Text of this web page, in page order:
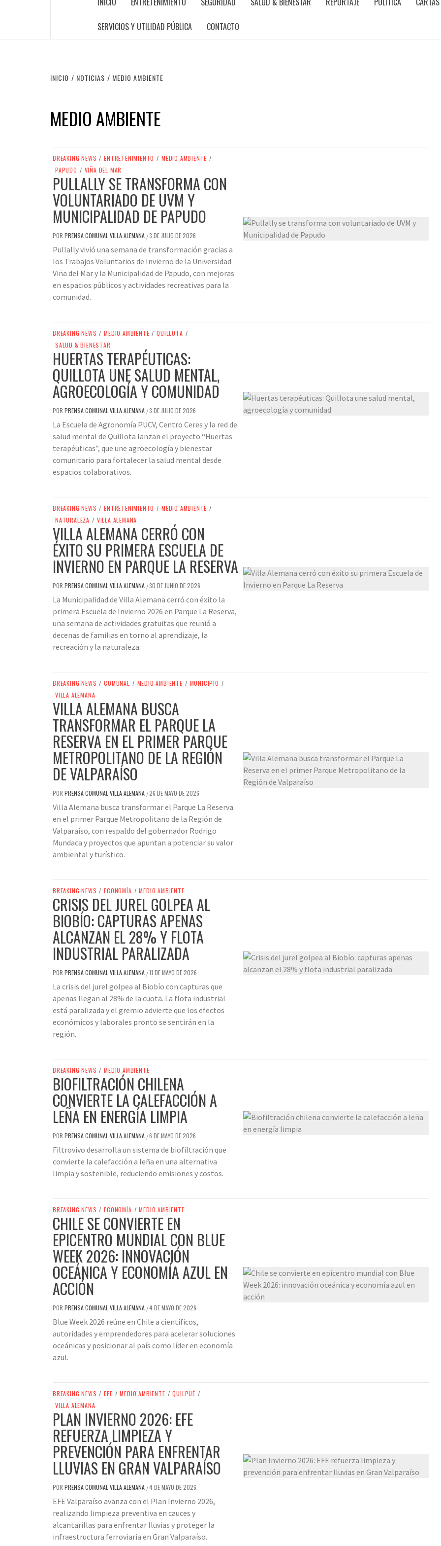
SERVICIOS Y UTILIDAD PÚBLICA CONTACTO
INICIO NOTICIAS MEDIO AMBIENTE
MEDIO AMBIENTE
BREAKING NEWS / ENTRETENIMIENTO / MEDIO AMBIENTE /
PAPUDO / VIÑA DEL MAR
PULLALLY SE TRANSFORMA CON
VOLUNTARIADO DE UVM Y
MUNICIPALIDAD DE PAPUDO
POR PRENSA COMUNAL VILLA ALEMANA /3 DE JULIO DE 2026
Pullally vivió una semana de transformación gracias a
los Trabajos Voluntarios de Invierno de la Universidad
Viña del Mar y la Municipalidad de Papudo, con mejoras
en espacios públicos y actividades recreativas para la
comunidad.
BREAKING NEWS / MEDIO AMBIENTE / QUILLOTA /
SALUD & BIENESTAR
HUERTAS TERAPÉUTICAS:
QUILLOTA UNE SALUD MENTAL,
AGROECOLOGÍA Y COMUNIDAD
POR PRENSA COMUNAL VILLA ALEMANA /3 DE JULIO DE 2026
La Escuela de Agronomía PUCV, Centro Ceres y la red de
salud mental de Quillota lanzan el proyecto “Huertas
terapéuticas”, que une agroecología y bienestar
comunitario para fortalecer la salud mental desde
espacios colaborativos.
BREAKING NEWS / ENTRETENIMIENTO / MEDIO AMBIENTE /
NATURALEZA / VILLA ALEMANA
VILLA ALEMANA CERRÓ CON
ÉXITO SU PRIMERA ESCUELA DE
INVIERNO EN PARQUE LA RESERVA
POR PRENSA COMUNAL VILLA ALEMANA /30 DE JUNIO DE 2026
La Municipalidad de Villa Alemana cerró con éxito la
primera Escuela de Invierno 2026 en Parque La Reserva,
una semana de actividades gratuitas que reunió a
decenas de familias en torno al aprendizaje, la
recreación y la naturaleza.
BREAKING NEWS / COMUNAL / MEDIO AMBIENTE / MUNICIPIO /
VILLA ALEMANA
VILLA ALEMANA BUSCA
TRANSFORMAR EL PARQUE LA
RESERVA EN EL PRIMER PARQUE
METROPOLITANO DE LA REGIÓN
DE VALPARAÍSO
POR PRENSA COMUNAL VILLA ALEMANA /26 DE MAYO DE 2026
Villa Alemana busca transformar el Parque La Reserva
en el primer Parque Metropolitano de la Región de
Valparaíso, con respaldo del gobernador Rodrigo
Mundaca y proyectos que apuntan a potenciar su valor
ambiental y turístico.
BREAKING NEWS / ECONOMÍA / MEDIO AMBIENTE
CRISIS DEL JUREL GOLPEA AL
BIOBÍO: CAPTURAS APENAS
ALCANZAN EL 28% Y FLOTA
INDUSTRIAL PARALIZADA
POR PRENSA COMUNAL VILLA ALEMANA /11 DE MAYO DE 2026
La crisis del jurel golpea al Biobío con capturas que
apenas llegan al 28% de la cuota. La flota industrial
está paralizada y el gremio advierte que los efectos
económicos y laborales pronto se sentirán en la
región.
BREAKING NEWS / MEDIO AMBIENTE
BIOFILTRACIÓN CHILENA
CONVIERTE LA CALEFACCIÓN A
LEÑA EN ENERGÍA LIMPIA
POR PRENSA COMUNAL VILLA ALEMANA /6 DE MAYO DE 2026
Filtrovivo desarrolla un sistema de biofiltración que
convierte la calefacción a leña en una alternativa
limpia y sostenible, reduciendo emisiones y costos.
BREAKING NEWS / ECONOMÍA / MEDIO AMBIENTE
CHILE SE CONVIERTE EN
EPICENTRO MUNDIAL CON BLUE
WEEK 2026: INNOVACIÓN
OCEÁNICA Y ECONOMÍA AZUL EN
ACCIÓN
POR PRENSA COMUNAL VILLA ALEMANA /4 DE MAYO DE 2026
Blue Week 2026 reúne en Chile a científicos,
autoridades y emprendedores para acelerar soluciones
oceánicas y posicionar al país como líder en economía
azul.
BREAKING NEWS / EFE / MEDIO AMBIENTE / QUILPUÉ /
VILLA ALEMANA
PLAN INVIERNO 2026: EFE
REFUERZA LIMPIEZA Y
PREVENCIÓN PARA ENFRENTAR
LLUVIAS EN GRAN VALPARAÍSO
POR PRENSA COMUNAL VILLA ALEMANA /4 DE MAYO DE 2026
EFE Valparaíso avanza con el Plan Invierno 2026,
realizando limpieza preventiva en cauces y
alcantarillas para enfrentar lluvias y proteger la
infraestructura ferroviaria en Gran Valparaíso.